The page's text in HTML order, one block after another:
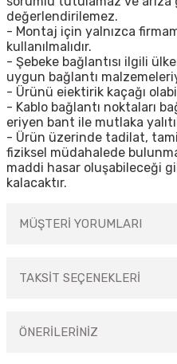
değerlendirilemez.
- Montaj için yalnızca
kullanılmalıdır.
- Şebeke bağlantısı ilgili
uygun bağlantı
- Ürünü eiektirik kaçağı
- Kablo bağlantı noktaları
eriyen bant ile mutlaka
- Ürün üzerinde tadilat,
fiziksel müdahalede
maddi hasar oluşabileceği
kalacaktır.
MÜŞTERİ YORUMLARI
TAKSİT SEÇENEKLERİ
ÖNERİLERİNİZ